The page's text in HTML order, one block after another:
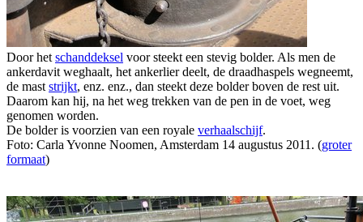
Door het schanddeksel voor steekt een stevig bolder. Als men de
ankerdavit weghaalt, het ankerlier deelt, de draadhaspels wegneemt,
de mast strijkt, enz. enz., dan steekt deze bolder boven de rest uit.
Daarom kan hij, na het weg trekken van de pen in de voet, weg
genomen worden.
De bolder is voorzien van een royale verhaalschijf.
Foto: Carla Yvonne Noomen, Amsterdam 14 augustus 2011. (groter
formaat)